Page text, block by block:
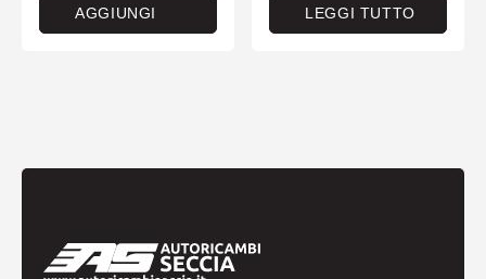
AGGIUNGI LEGGI TUTTO